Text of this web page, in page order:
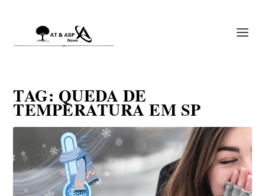
TAG: QUEDA DE
TEMPERATURA EM SP